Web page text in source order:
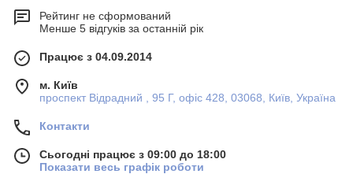
Рейтинг не сформований
Менше 5 відгуків за останній рік
Працює з 04.09.2014
м. Київ
проспект Відрадний , 95 Г, офіс 428, 03068, Київ, Україна
Контакти
Сьогодні працює з 09:00 до 18:00
Показати весь графік роботи